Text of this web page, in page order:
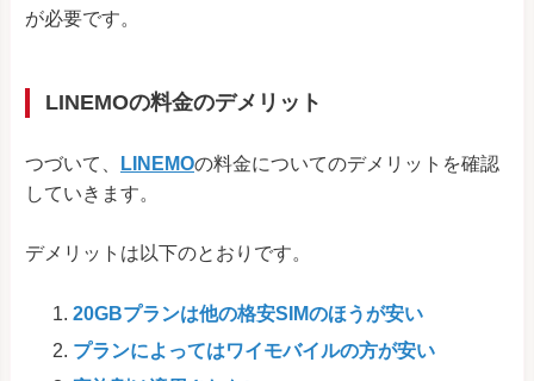
が必要です。
LINEMOの料金のデメリット
つづいて、 LINEMOの料金についてのデメリットを確認
していきます。
デメリットは以下のとおりです。
20GBプランは他の格安SIMのほうが安い
プランによってはワイモバイルの方が安い